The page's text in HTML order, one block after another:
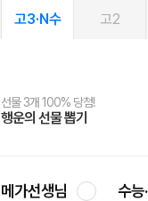
고3·N수 고2
선물 3개 100% 당첨!
행운의 선물 뽑기
선물 100% 증정!
메가스터디 X 올리브
여름방학 스터디 캐시백
메가런 썸머스쿨
2027 러셀 단과
강사 공개선발
스마트러닝앱
설문 EVENT
메가패스
3일 무료 체험권
메가패스 수강생 무료혜택!
메가클럽 멤버십
사회공헌 캠페인
희망이룸 메가나눔
메가선생님 수능